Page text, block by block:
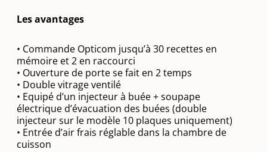
Les avantages
• Commande Opticom jusqu’à 30 recettes en
mémoire et 2 en raccourci
• Ouverture de porte se fait en 2 temps
• Double vitrage ventilé
• Equipé d’un injecteur à buée + soupape
électrique d’évacuation des buées (double
injecteur sur le modèle 10 plaques uniquement)
• Entrée d’air frais réglable dans la chambre de
cuisson